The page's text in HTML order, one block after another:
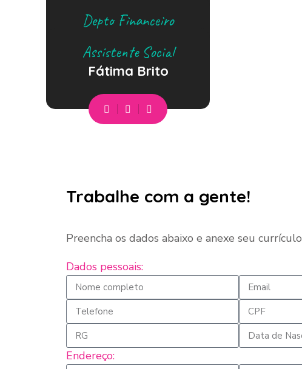
Depto Financeiro
Santos
Assistente Social
Fátima Brito
Trabalhe com a gente!
Preencha os dados abaixo e anexe seu currículo
Dados pessoais:
Endereço: